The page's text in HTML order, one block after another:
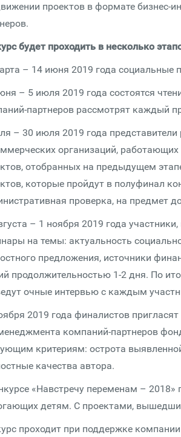
проектов в формате бизнес-
будет проходить в несколько
– 14 июня 2019 года социальные
– 5 июля 2019 года состоятся
партнеров рассмотрят каждый
– 30 июля 2019 года представители
организаций,
отобранных на предыдущем
которые пройдут в полуфинал
проверка, на предмет
– 1 ноября 2019 года
на темы: актуальность
предложения, источники
продолжительностью 1-2 дня. По
очные интервью с каждым
2019 года финалистов
компаний-партнеров
критериям: острота
качества автора.
«Навстречу переменам – 2018»
детям. С проектами,
проходит при поддержке